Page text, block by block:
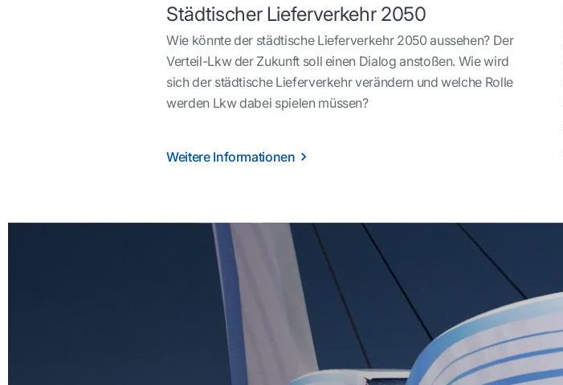
Städtischer Lieferverkehr 2050
Wie könnte der städtische Lieferverkehr 2050 aussehen? Der
Verteil-Lkw der Zukunft soll einen Dialog anstoßen. Wie wird
sich der städtische Lieferverkehr verändern und welche Rolle
werden Lkw dabei spielen müssen?
Weitere Informationen